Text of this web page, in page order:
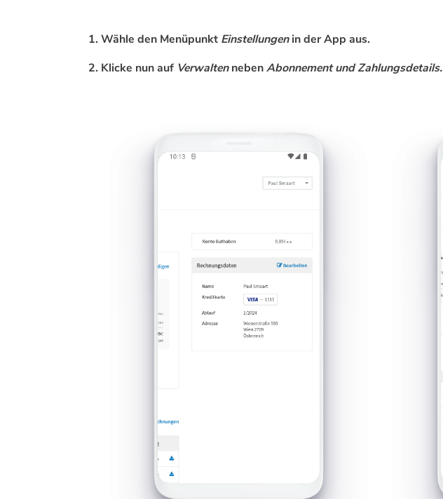
1. Wähle den Menüpunkt Einstellungen in der App aus.
2. Klicke nun auf VerwaltennebenAbonnement und Zahlungsdetails.